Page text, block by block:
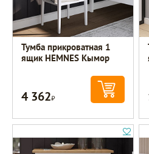
Тумба прикроватная 1
ящик HEMNES Кымор
4 362Р